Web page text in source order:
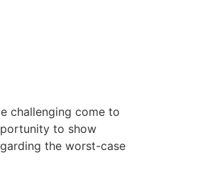
challenging come to
to show
the worst-case